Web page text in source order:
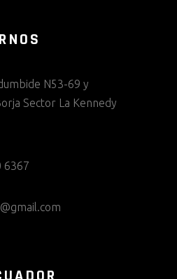
N53-69 y
Sector La Kennedy
6367